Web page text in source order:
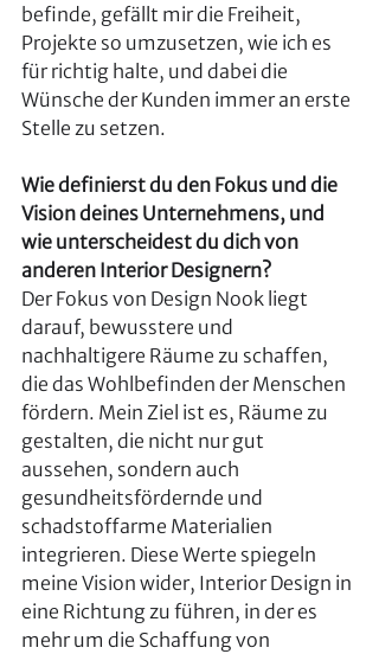
befinde, gefällt mir die Freiheit,
Projekte so umzusetzen, wie ich es
für richtig halte, und dabei die
Wünsche der Kunden immer an erste
Stelle zu setzen.
Wie definierst du den Fokus und die
Vision deines Unternehmens, und
wie unterscheidest du dich von
anderen Interior Designern?
Der Fokus von Design Nook liegt
darauf, bewusstere und
nachhaltigere Räume zu schaffen,
die das Wohlbefinden der Menschen
fördern. Mein Ziel ist es, Räume zu
gestalten, die nicht nur gut
aussehen, sondern auch
gesundheitsfördernde und
schadstoffarme Materialien
integrieren. Diese Werte spiegeln
meine Vision wider, Interior Design in
eine Richtung zu führen, in der es
mehr um die Schaffung von